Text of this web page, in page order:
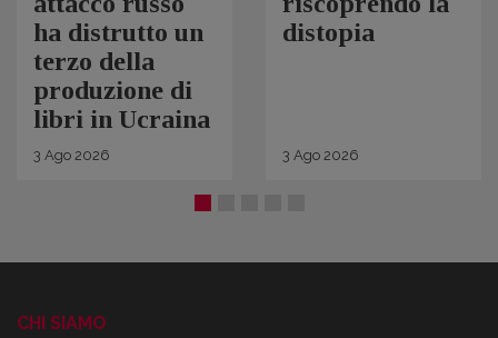
ha distrutto un
terzo della
produzione di
libri in Ucraina
3 Ago 2026
distopia
3 Ago 2026
CHI SIAMO